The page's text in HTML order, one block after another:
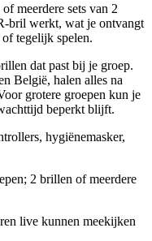
meerdere sets van 2
bril werkt, wat je ontvangt
tegelijk spelen.
dat past bij je groep.
België, halen alles na
grotere groepen kun je
beperkt blijft.
hygiënemasker,
2 brillen of meerdere
live kunnen meekijken